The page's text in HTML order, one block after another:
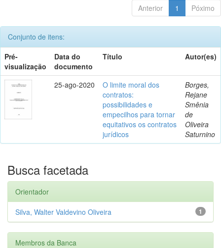
Anterior 1 Póximo
Conjunto de itens:
Pré-
visualização
Data do
documento
Título Autor(es)
25-ago-2020
O limite moral dos
contratos:
possibilidades e
empecilhos para tornar
equitativos os contratos
jurídicos
Borges,
Rejane
Smênia
de
Oliveira
Saturnino
Busca facetada
Orientador
1
Silva, Walter Valdevino Oliveira
Membros da Banca